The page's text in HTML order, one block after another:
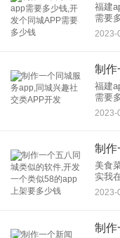
福建
需要
你找
2023-
福建
需要
你找
2023-
美食
实我
们提
发展
2023-